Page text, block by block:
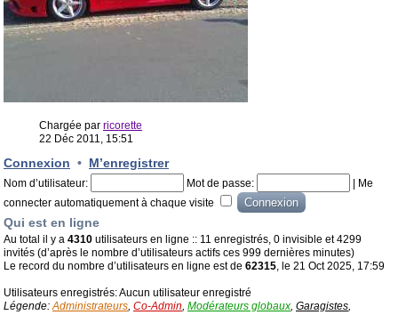
Chargée par ricorette
22 Déc 2011, 15:51
Connexion • M’enregistrer
Nom d’utilisateur: Mot de passe:
Me
connecter automatiquement à chaque visite
Qui est en ligne
Au total il y a 4310 utilisateurs en ligne :: 11 enregistrés, 0 invisible et 4299
invités (d’après le nombre d’utilisateurs actifs ces 999 dernières minutes)
Le record du nombre d’utilisateurs en ligne est de 62315, le 21 Oct 2025, 17:59
Utilisateurs enregistrés: Aucun utilisateur enregistré
Légende:Administrateurs, Co-Admin, Modérateurs globaux, Garagistes,